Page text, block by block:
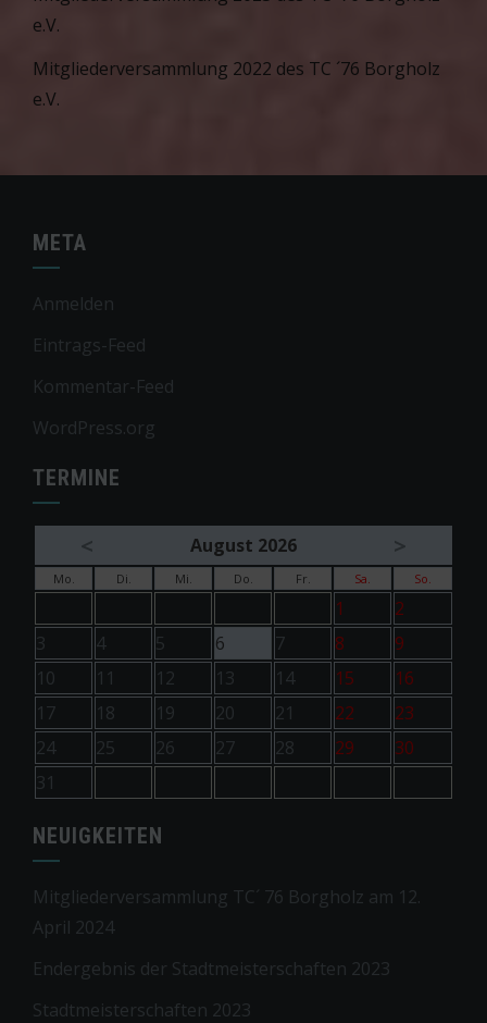
e.V.
Mitgliederversammlung 2022 des TC ´76 Borgholz
e.V.
META
Anmelden
Eintrags-Feed
Kommentar-Feed
WordPress.org
TERMINE
< August 2026 >
Mo. Di. Mi. Do. Fr. Sa. So.
1
2
3
4 5 6 7 8
9
10
11 12 13 14 15
16
17
18 19 20 21 22
23
24
25 26 27 28 29
30
31
NEUIGKEITEN
Mitgliederversammlung TC´ 76 Borgholz am 12.
April 2024
Endergebnis der Stadtmeisterschaften 2023
Stadtmeisterschaften 2023